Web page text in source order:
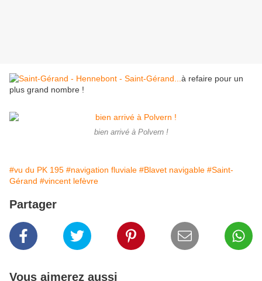
à refaire pour un
plus grand nombre !
bien arrivé à Polvern !
#vu du PK 195 #navigation fluviale #Blavet navigable #Saint-
Gérand #vincent lefèvre
Partager
Vous aimerez aussi